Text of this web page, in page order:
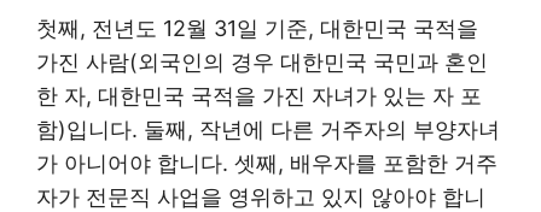
첫째, 전년도 12월 31일 기준, 대한민국 국적을
가진 사람(외국인의 경우 대한민국 국민과 혼인
한 자, 대한민국 국적을 가진 자녀가 있는 자 포
함)입니다. 둘째, 작년에 다른 거주자의 부양자녀
가 아니어야 합니다. 셋째, 배우자를 포함한 거주
자가 전문직 사업을 영위하고 있지 않아야 합니